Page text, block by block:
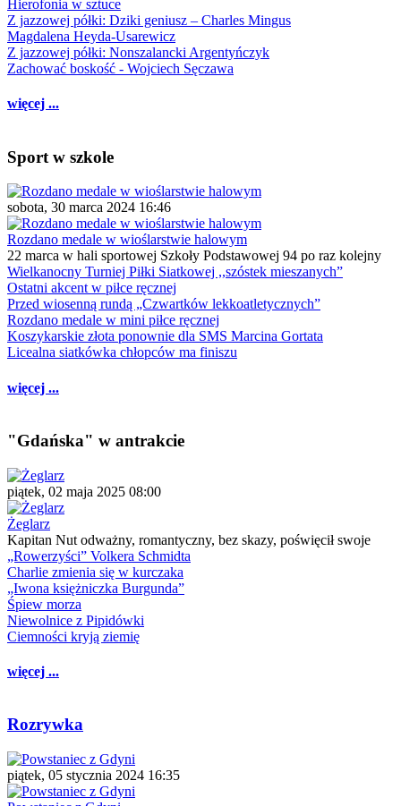
Hierofonia w sztuce
Z jazzowej półki: Dziki geniusz – Charles Mingus
Magdalena Heyda-Usarewicz
Z jazzowej półki: Nonszalancki Argentyńczyk
Zachować boskość - Wojciech Sęczawa
więcej ...
Sport w szkole
sobota, 30 marca 2024 16:46
Rozdano medale w wioślarstwie halowym
22 marca w hali sportowej Szkoły Podstawowej 94 po raz kolejny
Wielkanocny Turniej Piłki Siatkowej ,,szóstek mieszanych”
Ostatni akcent w piłce ręcznej
Przed wiosenną rundą „Czwartków lekkoatletycznych”
Rozdano medale w mini piłce ręcznej
Koszykarskie złota ponownie dla SMS Marcina Gortata
Licealna siatkówka chłopców ma finiszu
więcej ...
"Gdańska" w antrakcie
piątek, 02 maja 2025 08:00
Żeglarz
Kapitan Nut odważny, romantyczny, bez skazy, poświęcił swoje
„Rowerzyści” Volkera Schmidta
Charlie zmienia się w kurczaka
„Iwona księżniczka Burgunda”
Śpiew morza
Niewolnice z Pipidówki
Ciemności kryją ziemię
więcej ...
Rozrywka
piątek, 05 stycznia 2024 16:35